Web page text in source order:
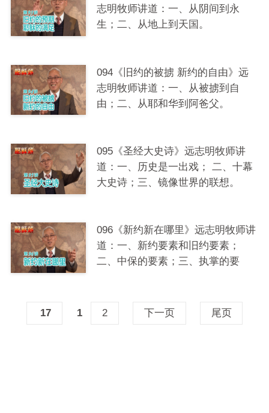
志明牧师讲道：一、从阴间到永
生；二、从地上到天国。
094《旧约的被掳 新约的自由》远
志明牧师讲道：一、从被掳到自
由；二、从耶和华到阿爸父。
095《圣经大史诗》远志明牧师讲
道：一、历史是一出戏； 二、十幕
大史诗；三、镜像世界的联想。
096《新约新在哪里》远志明牧师讲
道：一、新约要素和旧约要素；
二、中保的要素；三、执掌的要
17 1 2 下一页 尾页